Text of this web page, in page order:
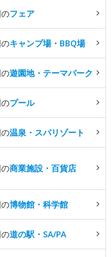
フェア
キャンプ場・BBQ場
遊園地・テーマパーク
プール
温泉・スパリゾート
商業施設・百貨店
博物館・科学館
道の駅・SA/PA